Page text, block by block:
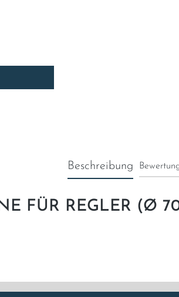
ein oder benutze die
Beschreibung
FÜR REGLER (Ø